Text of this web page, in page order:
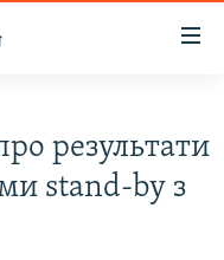
результати
stand-by з